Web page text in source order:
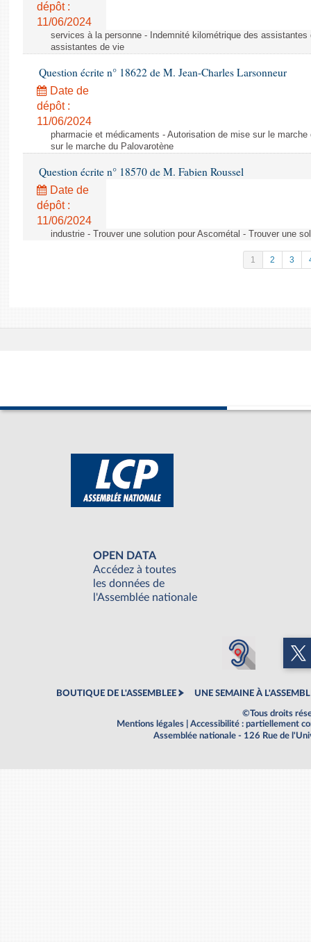
dépôt :
11/06/2024
services à la personne - Indemnité kilométrique des
assistantes de vie
Question écrite n° 18622 de M. Jean-Charles Larsonneur
Date de
dépôt :
11/06/2024
pharmacie et médicaments - Autorisation de mise sur le
sur le marche du Palovarotène
Question écrite n° 18570 de M. Fabien Roussel
Date de
dépôt :
11/06/2024
industrie - Trouver une solution pour Ascométal - Trouver une
1 2 3
OPEN DATA
Accédez à toutes
les données de
l'Assemblée nationale
BOUTIQUE DE L'ASSEMBLEE UNE SEMAINE À
©Tous droits
Mentions légales
Accessibilité : partiellement
Assemblée nationale - 126 Rue de